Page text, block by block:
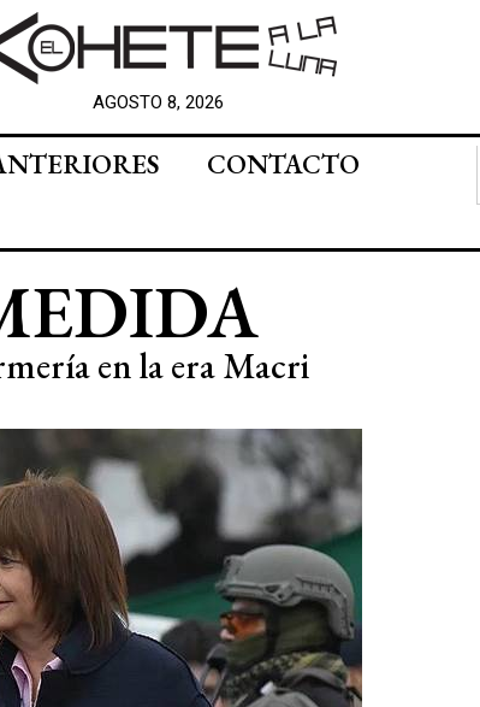
AGOSTO 8, 2026
CONTACTO
en la era Macri